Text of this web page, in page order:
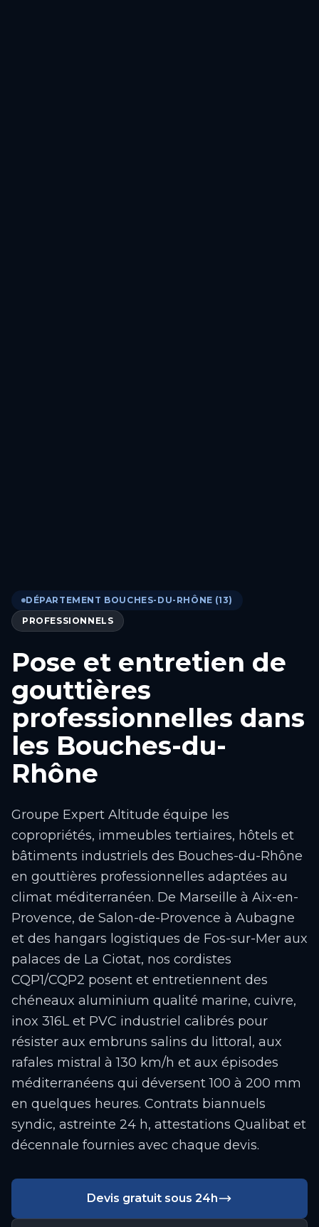
DÉPARTEMENT BOUCHES-DU-RHÔNE (13)
PROFESSIONNELS
Pose et entretien de
gouttières
professionnelles dans
les Bouches-du-
Rhône
Groupe Expert Altitude équipe les
copropriétés, immeubles tertiaires, hôtels et
bâtiments industriels des Bouches-du-Rhône
en gouttières professionnelles adaptées au
climat méditerranéen. De Marseille à Aix-en-
Provence, de Salon-de-Provence à Aubagne
et des hangars logistiques de Fos-sur-Mer aux
palaces de La Ciotat, nos cordistes
CQP1/CQP2 posent et entretiennent des
chéneaux aluminium qualité marine, cuivre,
inox 316L et PVC industriel calibrés pour
résister aux embruns salins du littoral, aux
rafales mistral à 130 km/h et aux épisodes
méditerranéens qui déversent 100 à 200 mm
en quelques heures. Contrats biannuels
syndic, astreinte 24 h, attestations Qualibat et
décennale fournies avec chaque devis.
Devis gratuit sous 24h